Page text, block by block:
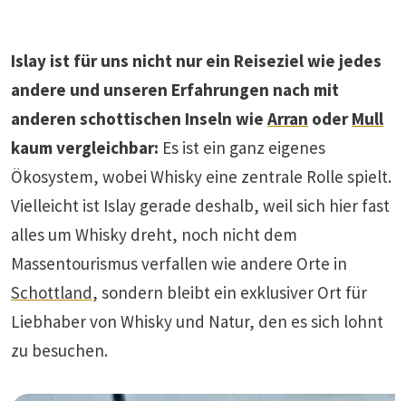
Islay ist für uns nicht nur ein Reiseziel wie jedes
andere und unseren Erfahrungen nach mit
anderen schottischen Inseln wie Arran oderMull
kaum vergleichbar: Es ist ein ganz eigenes
Ökosystem, wobei Whisky eine zentrale Rolle spielt.
Vielleicht ist Islay gerade deshalb, weil sich hier fast
alles um Whisky dreht, noch nicht dem
Massentourismus verfallen wie andere Orte in
Schottland, sondern bleibt ein exklusiver Ort für
Liebhaber von Whisky und Natur, den es sich lohnt
zu besuchen.